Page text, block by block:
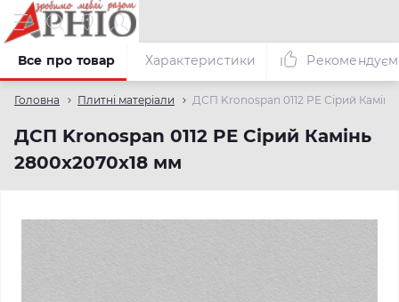
Головна Плитні матеріали ДСП Kronospan 0112 PE Сірий
ДСП Kronospan 0112 PE Сірий Камінь
2800x2070x18 мм
Все про товар Характеристики